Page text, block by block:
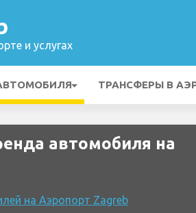
и услугах
ТРАНСФЕРЫ В
автомобиля на
на Аэропорт Zagreb